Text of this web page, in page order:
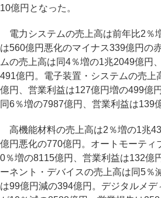
10億円となった。
電力システムの売上高は前年比2％
は560億円悪化のマイナス339億円の
ムの売上高は同4％増の1兆2049億円
491億円。電子装置・システムの売上
億円、営業利益は127億円増の499億
同6％増の7987億円、営業利益は139
高機能材料の売上高は2％増の1兆
億円悪化の770億円。オートモーティ
0％増の8115億円、営業利益は132億
ーネント・デバイスの売上高は同5％
は99億円減の394億円。デジタルメ